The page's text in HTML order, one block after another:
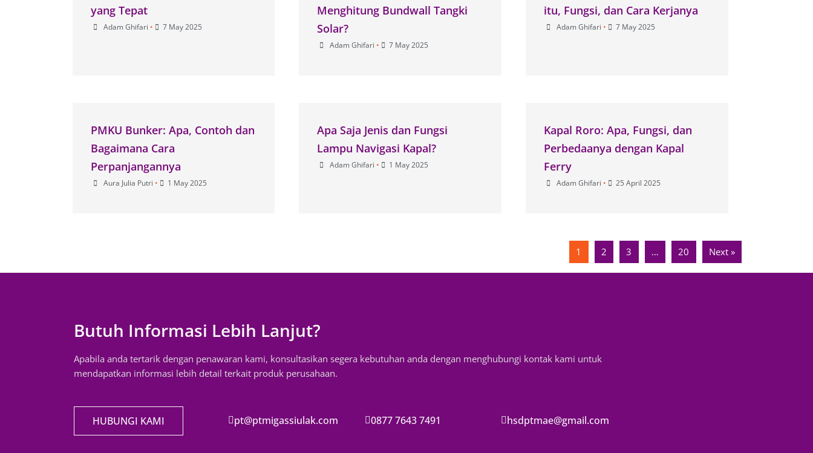
yang Tepat
Adam Ghifari • 7 May 2025
Menghitung Bundwall Tangki
Solar?
Adam Ghifari • 7 May 2025
itu, Fungsi, dan Cara Kerjanya
Adam Ghifari • 7 May 2025
PMKU Bunker: Apa, Contoh dan
Bagaimana Cara
Perpanjangannya
Aura Julia Putri • 1 May 2025
Apa Saja Jenis dan Fungsi
Lampu Navigasi Kapal?
Adam Ghifari • 1 May 2025
Kapal Roro: Apa, Fungsi, dan
Perbedaanya dengan Kapal
Ferry
Adam Ghifari • 25 April 2025
1 2 3 … 20 Next »
Butuh Informasi Lebih Lanjut?
Apabila anda tertarik dengan penawaran kami, konsultasikan segera kebutuhan anda dengan menghubungi kontak kami untuk
mendapatkan informasi lebih detail terkait produk perusahaan.
HUBUNGI KAMI pt@ptmigassiulak.com 0877 7643 7491 hsdptmae@gmail.com